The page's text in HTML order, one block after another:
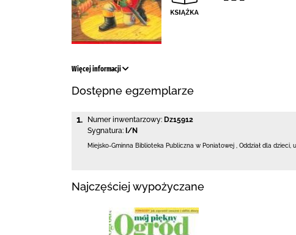
Więcej informacji
Dostępne egzemplarze
1. Numer inwentarzowy: Dz15912
Sygnatura: I/N
Miejsko-Gminna Biblioteka Publiczna w Poniatowej Oddział dla dzieci,
Najczęściej wypożyczane